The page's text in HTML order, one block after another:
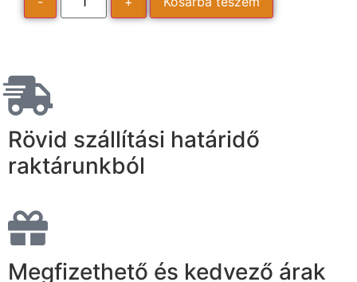
Rövid szállítási határidő
raktárunkból
Megfizethető és kedvező árak